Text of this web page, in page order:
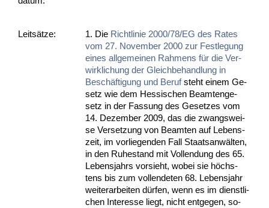
Leit­sätze: 1. Die Richt­li­nie 2000/78/EG des Ra­tes
vom 27. No­vem­ber 2000 zur Fest­le­gung
ei­nes all­ge­mei­nen Rah­mens für die Ver­
wirk­li­chung der Gleich­be­hand­lung in
Beschäfti­gung und Be­rufsteht ei­nem Ge­
setz wie dem Hes­si­schen Be­am­ten­ge­
setz in der Fas­sung des Ge­set­zes vom
14. De­zem­ber 2009, das die zwangs­wei­
se Ver­set­zung von Be­am­ten auf Le­bens­
zeit, im vor­lie­gen­den Fall Staats­anwälten,
in den Ru­he­stand mit Voll­endung des 65.
Le­bens­jahrs vor­sieht, wo­bei sie höchs­
tens bis zum voll­ende­ten 68. Le­bens­jahr
wei­ter­ar­bei­ten dürfen, wenn es im dienst­li­
chen In­ter­es­se liegt, nicht ent­ge­gen, so­